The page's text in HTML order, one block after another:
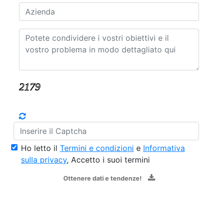
Ho letto il Termini e condizioni e Informativa
sulla privacy, Accetto i suoi termini
Ottenere dati e tendenze!